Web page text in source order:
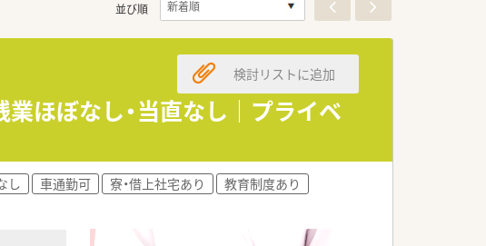
並び順
ほぼなし・当直なし｜プライベ
検討リストに追加
し 車通勤可 寮・借上社宅あり
教育制度あり